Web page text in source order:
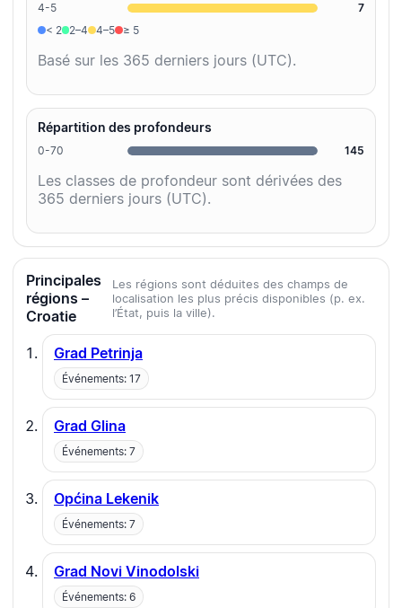
4-5
7
< 2
2–4 4–5 ≥ 5
Basé sur les 365 derniers jours (UTC).
Répartition des profondeurs
0-70 145
Les classes de profondeur sont dérivées des
365 derniers jours (UTC).
Principales
régions –
Croatie
Les régions sont déduites des champs de
localisation les plus précis disponibles (p. ex.
l’État, puis la ville).
Grad Petrinja
Événements: 17
Grad Glina
Événements: 7
Općina Lekenik
Événements: 7
Grad Novi Vinodolski
Événements: 6